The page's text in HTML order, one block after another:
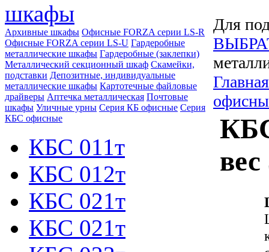
шкафы
Архивные шкафы Офисные FORZA серии LS-R
Офисные FORZA серии LS-U Гардеробные
металлические шкафы Гардеробные (заклепки)
Металлический секционный шкаф Скамейки,
подставки Депозитные, индивидуальные
металлические шкафы Картотечные файловые
драйверы Аптечка металлическая Почтовые
шкафы Уличные урны Серия КБ офисные Серия
КБС офисные
КБС 011т
КБС 012т
КБС 021т
КБС 021т
Для
Главная